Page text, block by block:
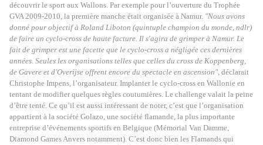
découvrir le sport aux Wallons. Par exemple pour l’ouverture du Trophée
GVA 2009-2010, la première manche était organisée à Namur. "Nous avons
donné pour objectif à Roland Liboton (quintuple champion du monde, ndlr)
de faire un cyclo-cross de haute facture. Il s'agira de grimper à Namur. Le
fait de grimper est une facette que le cyclo-cross a négligée ces dernières
années. Seules les organisations telles que celles du cross de Koppenberg,
de Gavere et d'Overijse offrent encore du spectacle en ascension", déclarait
Christophe Impens, l’organisateur. Implanter le cyclo-cross en Wallonie en
tentant de modifier quelques règles coutumières. Le challenge valait la peine
d’être tenté. Ce qu’il est aussi intéressant de noter, c’est que l’organisation
appartient à la société Golazo, une société flamande, la plus importante
entreprise d’événements sportifs en Belgique (Mémorial Van Damme,
Diamond Games Anvers notamment). C’est donc bien les Flamands qui